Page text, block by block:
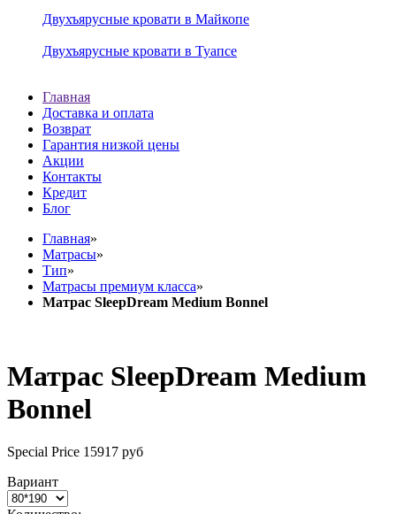
Двухъярусные кровати в Майкопе
Двухъярусные кровати в Туапсе
Главная
Доставка и оплата
Возврат
Гарантия низкой цены
Акции
Контакты
Кредит
Блог
Главная»
Матрасы»
Тип»
Матрасы премиум класса»
Матрас SleepDream Medium Bonnel
Матрас SleepDream Medium
Bonnel
Special Price 15917 руб
Вариант